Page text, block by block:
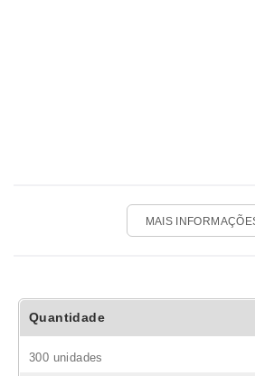
MAIS
Quantidade
300 unidades